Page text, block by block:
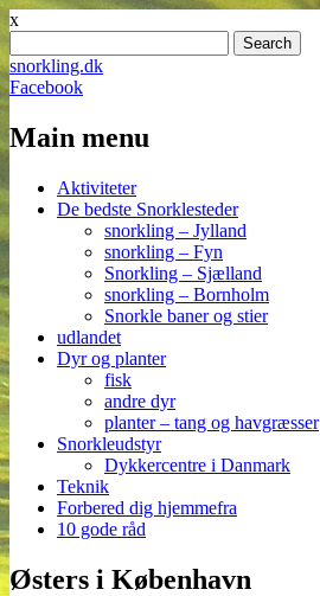
x
for:
snorkling.dk
Facebook
Main menu
Skip
to
Aktiviteter
De bedste Snorklesteder
snorkling – Jylland
snorkling – Fyn
Snorkling – Sjælland
snorkling – Bornholm
Snorkle baner og stier
udlandet
Dyr og planter
fisk
andre dyr
planter – tang og havgræsser
Snorkleudstyr
Dykkercentre i Danmark
Teknik
Forbered dig hjemmefra
10 gode råd
Østers i København